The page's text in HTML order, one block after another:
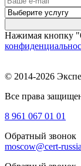
Нажимая кнопку
© 2014-2026
Все права
8 961 067 01 01
Обратный звонок
moscow@cert-